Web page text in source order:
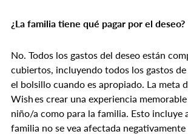
¿La familia tiene qué pagar por el deseo?
No. Todos los gastos del deseo están
cubiertos, incluyendo todos los gastos
el bolsillo cuando es apropiado. La meta
Wish es crear una experiencia
niño/a como para la familia. Esto incluye
familia no se vea afectada